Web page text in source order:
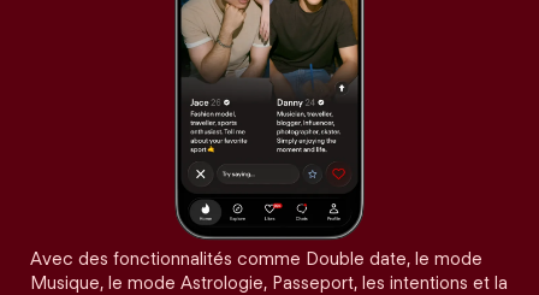
Avec des fonctionnalités comme Double date, le mode
Musique, le mode Astrologie, Passeport, les intentions et la